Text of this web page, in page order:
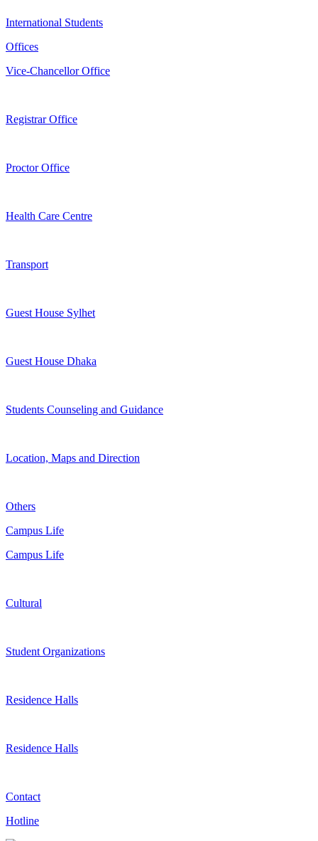
International Students
Offices
Vice-Chancellor Office
Registrar Office
Proctor Office
Health Care Centre
Transport
Guest House Sylhet
Guest House Dhaka
Students Counseling and Guidance
Location, Maps and Direction
Others
Campus Life
Campus Life
Cultural
Student Organizations
Residence Halls
Residence Halls
Contact
Hotline